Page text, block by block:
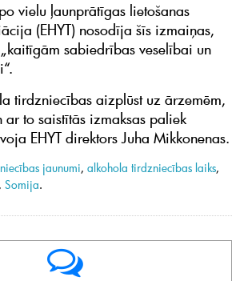
vielu ļaunprātīgas lietošanas
(EHYT) nosodīja šīs izmaiņas,
sabiedrības veselībai un
tirdzniecības aizplūst uz ārzemēm,
ar to saistītās izmaksas paliek
EHYT direktors Juha Mikkonenas.
jaunumi, alkohola tirdzniecības laiks,
, Somija.